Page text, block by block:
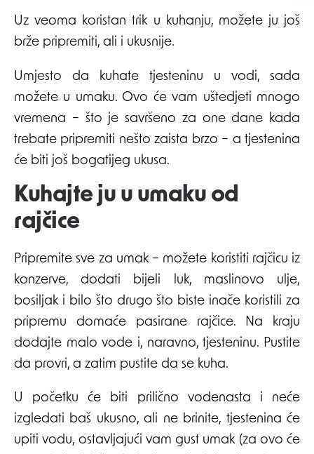
Uz veoma koristan trik u kuhanju, možete ju još
brže pripremiti, ali i ukusnije.
Umjesto da kuhate tjesteninu u vodi, sada
možete u umaku. Ovo će vam uštedjeti mnogo
vremena – što je savršeno za one dane kada
trebate pripremiti nešto zaista brzo – a tjestenina
će biti još bogatijeg ukusa.
Kuhajte ju u umaku od
rajčice
Pripremite sve za umak – možete koristiti rajčicu iz
konzerve, dodati bijeli luk, maslinovo ulje,
bosiljak i bilo što drugo što biste inače koristili za
pripremu domaće pasirane rajčice. Na kraju
dodajte malo vode i, naravno, tjesteninu. Pustite
da provri, a zatim pustite da se kuha.
U početku će biti prilično vodenasta i neće
izgledati baš ukusno, ali ne brinite, tjestenina će
upiti vodu, ostavljajući vam gust umak (za ovo će